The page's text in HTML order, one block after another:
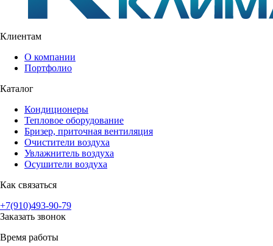
Клиентам
О компании
Портфолио
Каталог
Кондиционеры
Тепловое оборудование
Бризер, приточная вентиляция
Очистители воздуха
Увлажнитель воздуха
Осушители воздуха
Как связаться
+7(910)493-90-79
Заказать звонок
Время работы